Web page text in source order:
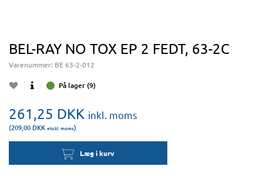
BEL-RAY NO TOX EP 2 FEDT, 63-2C
Varenummer: BE 63-2-012
På lager (9)
261,25 DKK inkl. moms
(209,00 DKK ekskl. moms)
Læg i kurv